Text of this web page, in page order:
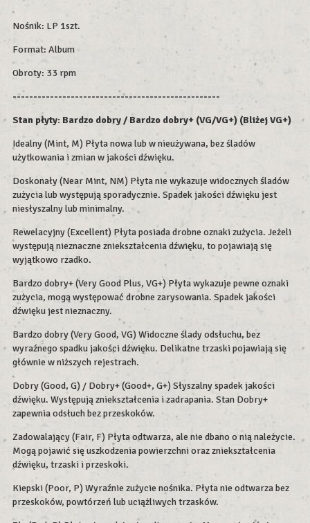
Nośnik: LP 1szt.
Format: Album
Obroty: 33 rpm
--------------------------------------------------
Stan płyty: Bardzo dobry / Bardzo dobry+ (VG/VG+) (Bliżej VG+)
Idealny (Mint, M) Płyta nowa lub w nieużywana, bez śladów
użytkowania i zmian w jakości dźwięku.
Doskonały (Near Mint, NM) Płyta nie wykazuje widocznych śladów
zużycia lub występują sporadycznie. Spadek jakości dźwięku jest
niesłyszalny lub minimalny.
Rewelacyjny (Excellent) Płyta posiada drobne oznaki zużycia. Jeżeli
występują nieznaczne zniekształcenia dźwięku, to pojawiają się
wyjątkowo rzadko.
Bardzo dobry+ (Very Good Plus, VG+) Płyta wykazuje pewne oznaki
zużycia, mogą występować drobne zarysowania. Spadek jakości
dźwięku jest nieznaczny.
Bardzo dobry (Very Good, VG) Widoczne ślady odsłuchu, bez
wyraźnego spadku jakości dźwięku. Delikatne trzaski pojawiają się
głównie w niższych rejestrach.
Dobry (Good, G) / Dobry+ (Good+, G+) Słyszalny spadek jakości
dźwięku. Występują zniekształcenia i zadrapania. Stan Dobry+
zapewnia odsłuch bez przeskoków.
Zadowalający (Fair, F) Płyta odtwarza, ale nie dbano o nią należycie.
Mogą pojawić się uszkodzenia powierzchni oraz zniekształcenia
dźwięku, trzaski i przeskoki.
Kiepski (Poor, P) Wyraźnie zużycie nośnika. Płyta nie odtwarza bez
przeskoków, powtórzeń lub uciążliwych trzasków.